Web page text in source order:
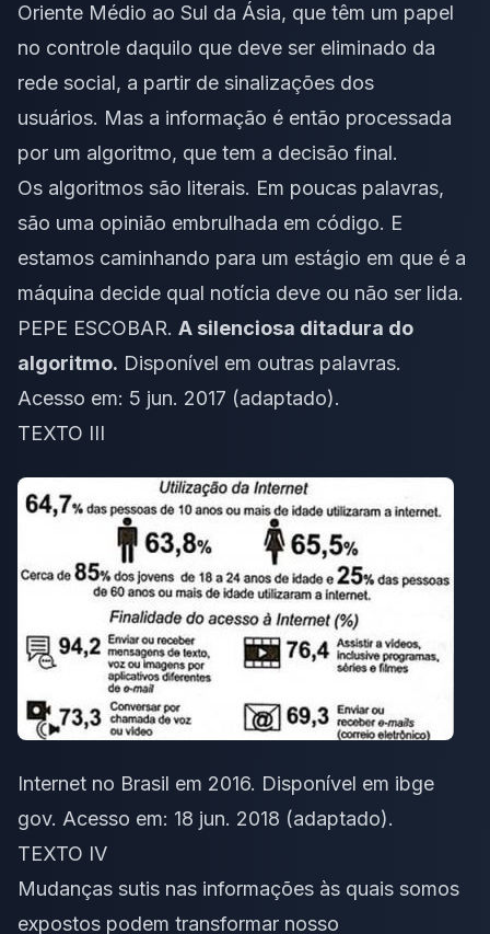
Oriente Médio ao Sul da Ásia, que têm um papel
no controle daquilo que deve ser eliminado da
rede social, a partir de sinalizações dos
usuários. Mas a informação é então processada
por um algoritmo, que tem a decisão final.
Os algoritmos são literais. Em poucas palavras,
são uma opinião embrulhada em código. E
estamos caminhando para um estágio em que é a
máquina decide qual notícia deve ou não ser lida.
PEPE ESCOBAR. A silenciosa ditadura do
algoritmo. Disponível em outras palavras.
Acesso em: 5 jun. 2017 (adaptado).
TEXTO III
Internet no Brasil em 2016. Disponível em ibge
gov. Acesso em: 18 jun. 2018 (adaptado).
TEXTO IV
Mudanças sutis nas informações às quais somos
expostos podem transformar nosso